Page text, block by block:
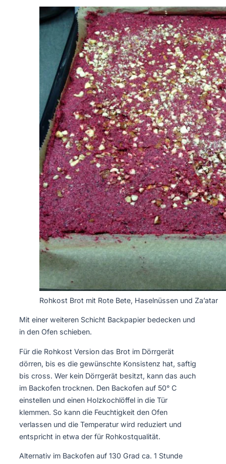
Rohkost Brot mit Rote Bete, Haselnüssen und Za’atar
Mit einer weiteren Schicht Backpapier bedecken und
in den Ofen schieben.
Für die Rohkost Version das Brot im Dörrgerät
dörren, bis es die gewünschte Konsistenz hat, saftig
bis cross. Wer kein Dörrgerät besitzt, kann das auch
im Backofen trocknen. Den Backofen auf 50° C
einstellen und einen Holzkochlöffel in die Tür
klemmen. So kann die Feuchtigkeit den Ofen
verlassen und die Temperatur wird reduziert und
entspricht in etwa der für Rohkostqualität.
Alternativ im Backofen auf 130 Grad ca. 1 Stunde